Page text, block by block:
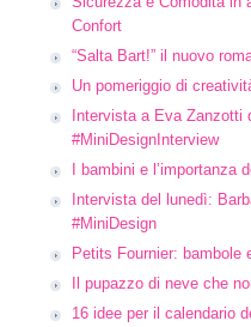
Confort
“Salta Bart!” il nuovo
Un pomeriggio di
Intervista a Eva Zanzotti
#MiniDesignInterview
I bambini e l’importanza
Intervista del lunedì:
#MiniDesign
Petits Fournier: bambole
Il pupazzo di neve che
16 idee per il calendario